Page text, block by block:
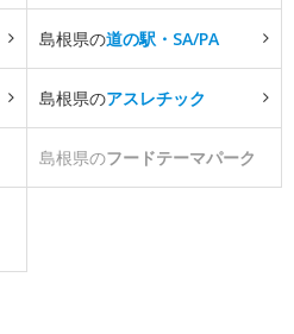
島根県の道の駅・SA/PA
島根県のアスレチック
島根県のフードテーマパーク